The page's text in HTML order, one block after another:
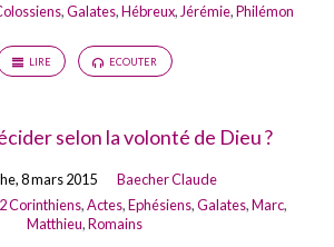
,Galates,Hébreux, Jérémie,Philémon
LIRE ECOUTER
selon la volonté de Dieu ?
8 mars 2015
Baecher Claude
2 Corinthiens,Actes,Ephésiens,Galates,Marc,
Matthieu,Romains